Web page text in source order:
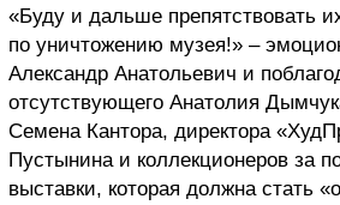
«Буду и дальше препятствовать
по уничтожению музея!» –
Александр Анатольевич и
отсутствующего Анатолия
Семена Кантора, директора
Пустынина и коллекционеров за
выставки, которая должна стать